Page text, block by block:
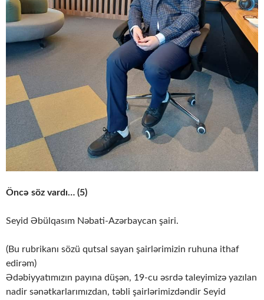
Öncə söz vardı… (5)
Seyid Əbülqasım Nəbati-Azərbaycan şairi.
(Bu rubrikanı sözü qutsal sayan şairlərimizin ruhuna ithaf
edirəm)
Ədəbiyyatımızın payına düşən, 19-cu əsrdə taleyimizə yazılan
nadir sənətkarlarımızdan, təbli şairlərimizdəndir Seyid